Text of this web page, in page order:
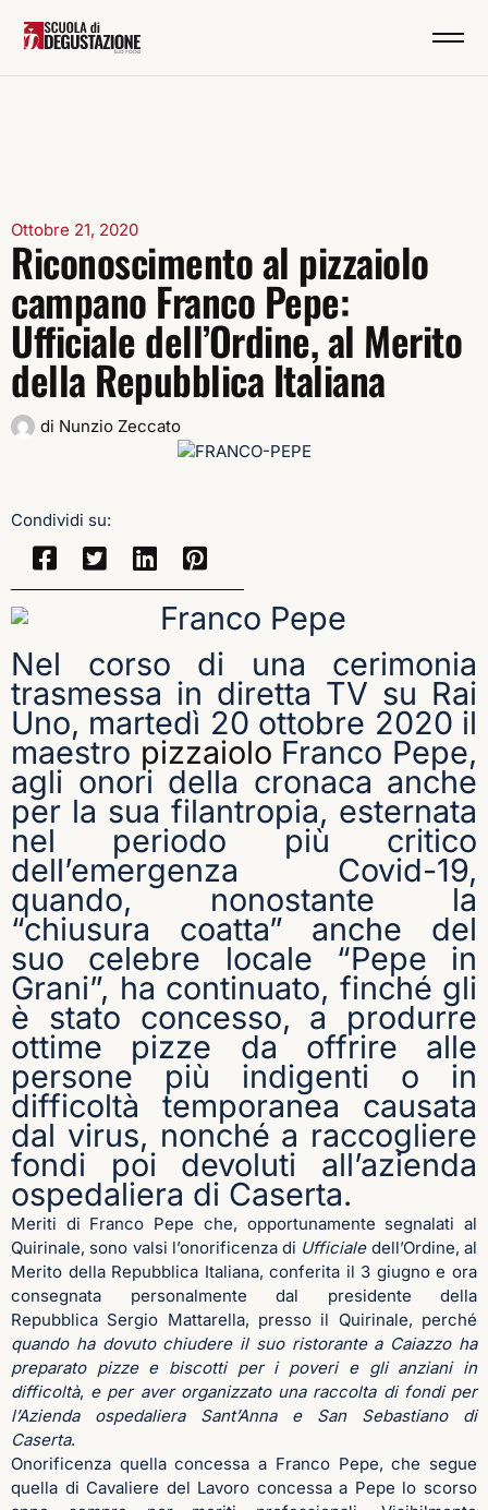
Ottobre 21, 2020
Riconoscimento al pizzaiolo
campano Franco Pepe:
Ufficiale dell’Ordine, al Merito
della Repubblica Italiana
di Nunzio Zeccato
Condividi su:
Nel corso di una cerimonia
trasmessa in diretta TV su Rai
Uno, martedì 20 ottobre 2020 il
maestro pizzaiolo Franco Pepe,
agli onori della cronaca anche
per la sua filantropia, esternata
nel periodo più critico
dell’emergenza Covid-19,
quando, nonostante la
“chiusura coatta” anche del
suo celebre locale “Pepe in
Grani”, ha continuato, finché gli
è stato concesso, a produrre
ottime pizze da offrire alle
persone più indigenti o in
difficoltà temporanea causata
dal virus, nonché a raccogliere
fondi poi devoluti all’azienda
ospedaliera di Caserta.
Meriti di Franco Pepe che, opportunamente segnalati al
Quirinale, sono valsi l’onorificenza di Ufficiale dell’Ordine, al
Merito della Repubblica Italiana, conferita il 3 giugno e ora
consegnata personalmente dal presidente della
Repubblica Sergio Mattarella, presso il Quirinale, perché
quando ha dovuto chiudere il suo ristorante a Caiazzo ha
preparato pizze e biscotti per i poveri e gli anziani in
difficoltà, e per aver organizzato una raccolta di fondi per
l’Azienda ospedaliera Sant’Anna e San Sebastiano di
Caserta.
Onorificenza quella concessa a Franco Pepe, che segue
quella di Cavaliere del Lavoro concessa a Pepe lo scorso